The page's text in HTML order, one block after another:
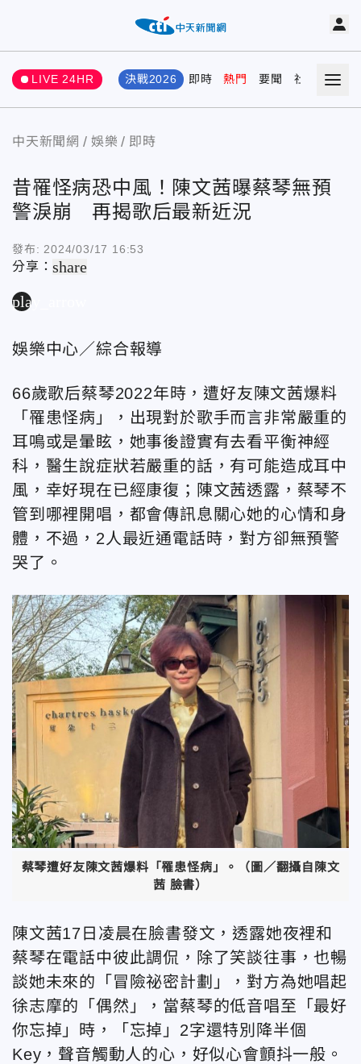
LIVE 24HR 決戰2026 即時 熱門 要聞 社會 娛樂
中天新聞網 娛樂 即時
昔罹怪病恐中風！陳文茜曝蔡琴無預
警淚崩 再揭歌后最新近況
發布: 2024/03/17 16:53
分享：share
play_arrow
娛樂中心／綜合報導
66歲歌后蔡琴2022年時，遭好友陳文茜爆料
「罹患怪病」，出現對於歌手而言非常嚴重的
耳鳴或是暈眩，她事後證實有去看平衡神經
科，醫生說症狀若嚴重的話，有可能造成耳中
風，幸好現在已經康復；陳文茜透露，蔡琴不
管到哪裡開唱，都會傳訊息關心她的心情和身
體，不過，2人最近通電話時，對方卻無預警
哭了。
蔡琴遭好友陳文茜爆料「罹患怪病」。（圖／翻攝自陳文
茜 臉書）
陳文茜17日凌晨在臉書發文，透露她夜裡和
蔡琴在電話中彼此調侃，除了笑談往事，也暢
談她未來的「冒險祕密計劃」，對方為她唱起
徐志摩的「偶然」，當蔡琴的低音唱至「最好
你忘掉」時，「忘掉」2字還特別降半個
Key，聲音觸動人的心，好似心會顫抖一般。